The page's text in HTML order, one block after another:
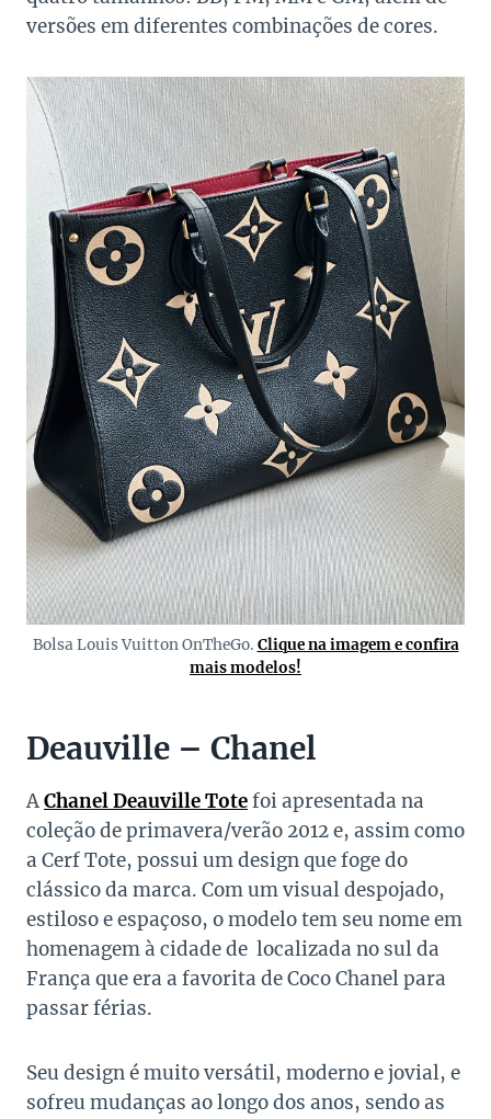
versões em diferentes combinações de cores.
Bolsa Louis Vuitton OnTheGo. Clique na imagem e confira
mais modelos!
Deauville – Chanel
AChanel Deauville Totefoi apresentada na
coleção de primavera/verão 2012 e, assim como
a Cerf Tote, possui um design que foge do
clássico da marca. Com um visual despojado,
estiloso e espaçoso, o modelo tem seu nome em
homenagem à cidade de localizada no sul da
França que era a favorita de Coco Chanel para
passar férias.
Seu design é muito versátil, moderno e jovial, e
sofreu mudanças ao longo dos anos, sendo as